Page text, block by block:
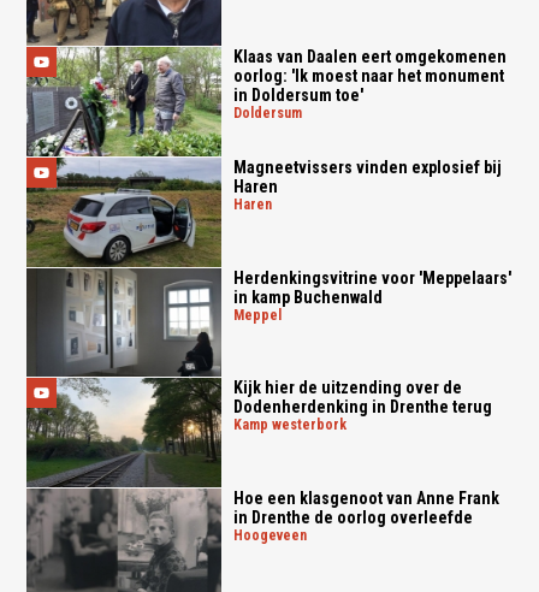
Klaas van Daalen eert omgekomenen
oorlog: 'Ik moest naar het monument
in Doldersum toe'
doldersum
Magneetvissers vinden explosief bij
Haren
haren
Herdenkingsvitrine voor 'Meppelaars'
in kamp Buchenwald
meppel
Kijk hier de uitzending over de
Dodenherdenking in Drenthe terug
kamp westerbork
Hoe een klasgenoot van Anne Frank
in Drenthe de oorlog overleefde
hoogeveen